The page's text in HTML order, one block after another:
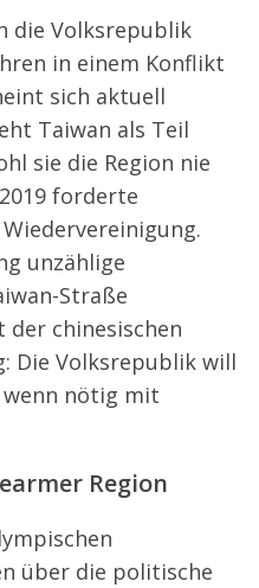
die Volksrepublik
in einem Konflikt
sich aktuell
Taiwan als Teil
sie die Region nie
forderte
unzählige
Straße
der chinesischen
Die Volksrepublik will
wenn nötig mit
Region
über die politische